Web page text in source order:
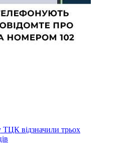
ТЦК відзначили трьох